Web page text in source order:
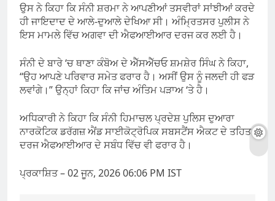
ਉਸ ਨੇ ਕਿਹਾ ਕਿ ਸੰਨੀ ਸ਼ਰਮਾ ਨੇ ਆਪਣੀਆਂ ਤਸਵੀਰਾਂ ਸਾਂਝੀਆਂ ਕਰਦੇ
ਹੀ ਜਾਇਦਾਦ ਦੇ ਆਲੇ-ਦੁਆਲੇ ਦੇਖਿਆ ਸੀ। ਅੰਮ੍ਰਿਤਸਰ ਪੁਲੀਸ ਨੇ
ਇਸ ਮਾਮਲੇ ਵਿੱਚ ਅਗਵਾ ਦੀ ਐਫਆਈਆਰ ਦਰਜ ਕਰ ਲਈ ਹੈ।
ਸੰਨੀ ਦੇ ਬਾਰੇ ‘ਚ ਥਾਣਾ ਕੰਬੋਅ ਦੇ ਐੱਸਐੱਚਓ ਸ਼ਮਸ਼ੇਰ ਸਿੰਘ ਨੇ ਕਿਹਾ,
“ਉਹ ਆਪਣੇ ਪਰਿਵਾਰ ਸਮੇਤ ਫਰਾਰ ਹੈ। ਅਸੀਂ ਉਸ ਨੂੰ ਜਲਦੀ ਹੀ ਫੜ
ਲਵਾਂਗੇ।” ਉਨ੍ਹਾਂ ਕਿਹਾ ਕਿ ਜਾਂਚ ਅੰਤਿਮ ਪੜਾਅ ‘ਤੇ ਹੈ।
ਅਧਿਕਾਰੀ ਨੇ ਕਿਹਾ ਕਿ ਸੰਨੀ ਹਿਮਾਚਲ ਪ੍ਰਦੇਸ਼ ਪੁਲਿਸ ਦੁਆਰਾ
ਨਾਰਕੋਟਿਕ ਡਰੱਗਜ਼ ਐਂਡ ਸਾਈਕੋਟ੍ਰੋਪਿਕ ਸਬਸਟੈਂਸ ਐਕਟ ਦੇ ਤਹਿਤ
ਦਰਜ ਐਫਆਈਆਰ ਦੇ ਸਬੰਧ ਵਿੱਚ ਵੀ ਫਰਾਰ ਹੈ।
ਪ੍ਰਕਾਸ਼ਿਤ– 02 ਜੂਨ, 2026 06:06 PM IST